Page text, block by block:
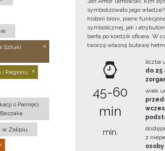
Sztuki
i Regionu
o Pamięci
w Zalipiu
symbolizowało jego
historii broni, pierw
symbolicznej, jak i
berła po kordzik oficera. W
tworzą własną buławę
45-60
min
min.
liczba
do 25
wiek
z